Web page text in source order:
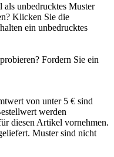
als unbedrucktes Muster
Klicken Sie die
ein unbedrucktes
Fordern Sie ein
von unter 5 € sind
werden
diesen Artikel vornehmen.
Muster sind nicht